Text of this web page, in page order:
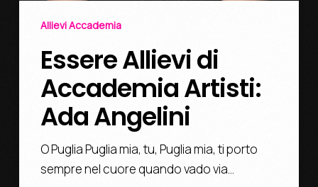
Allievi Accademia
Essere Allievi di
Accademia Artisti:
Ada Angelini
O Puglia Puglia mia, tu, Puglia mia, ti porto
sempre nel cuore quando vado via…